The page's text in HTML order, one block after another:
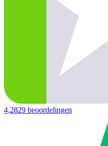
4,2829 beoordelingen